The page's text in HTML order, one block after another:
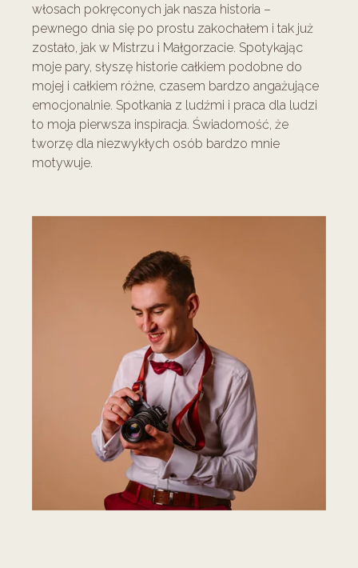
włosach pokręconych jak nasza historia –
pewnego dnia się po prostu zakochałem i tak już
zostało, jak w Mistrzu i Małgorzacie. Spotykając
moje pary, słyszę historie całkiem podobne do
mojej i całkiem różne, czasem bardzo angażujące
emocjonalnie. Spotkania z ludźmi i praca dla ludzi
to moja pierwsza inspiracja. Świadomość, że
tworzę dla niezwykłych osób bardzo mnie
motywuje.